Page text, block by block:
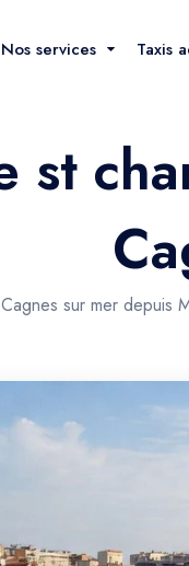
Nos services Taxis
st
sur mer